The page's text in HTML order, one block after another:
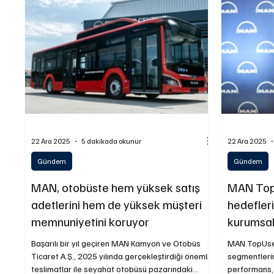
Yakıt ve Batarya Teknolojileri İş Makinaları
Sürdürülebilirlik
MAN, otobüste hem yüksek satış
adetlerini hem de yüksek müşteri
memnuniyetini koruyor
Başarılı bir yıl geçiren MAN Kamyon ve Otobüs
Ticaret A.Ş., 2025 yılında gerçekleştirdiği önemli
teslimatlar ile seyahat otobüsü pazarındaki
Gündem
22 Ara 2025 5 dakikada okunur
MAN
MAN
Gündem
22 Ara 2025